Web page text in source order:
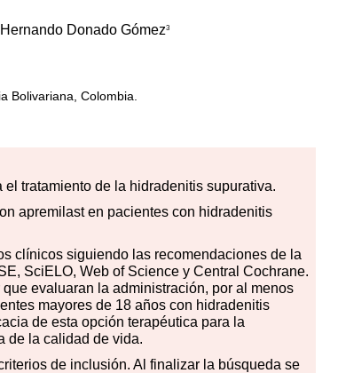
Donado Gómez3
Bolivariana, Colombia.
tratamiento de la hidradenitis supurativa.
apremilast en pacientes con hidradenitis
clínicos siguiendo las recomendaciones de la
SciELO, Web of Science y Central Cochrane.
evaluaran la administración, por al menos
mayores de 18 años con hidradenitis
de esta opción terapéutica para la
de la calidad de vida.
de inclusión. Al finalizar la búsqueda se